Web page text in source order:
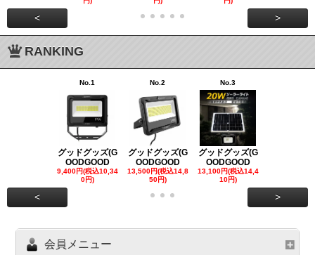
< >
RANKING
No.1
グッドグッズ(G
OODGOOD
9,400円(税込10,34
0円)
No.2
グッドグッズ(G
OODGOOD
13,500円(税込14,8
50円)
No.3
グッドグッズ(G
OODGOOD
13,100円(税込14,4
10円)
< >
会員メニュー